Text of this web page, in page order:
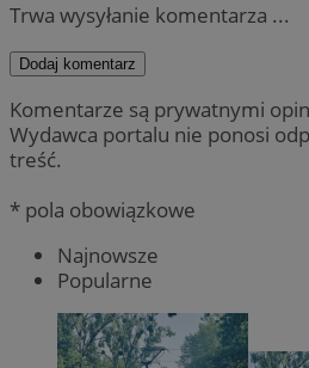
Trwa wysyłanie komentarza ...
Dodaj komentarz
Komentarze są prywatnymi
Wydawca portalu nie ponosi
treść.
* pola obowiązkowe
Najnowsze
Popularne